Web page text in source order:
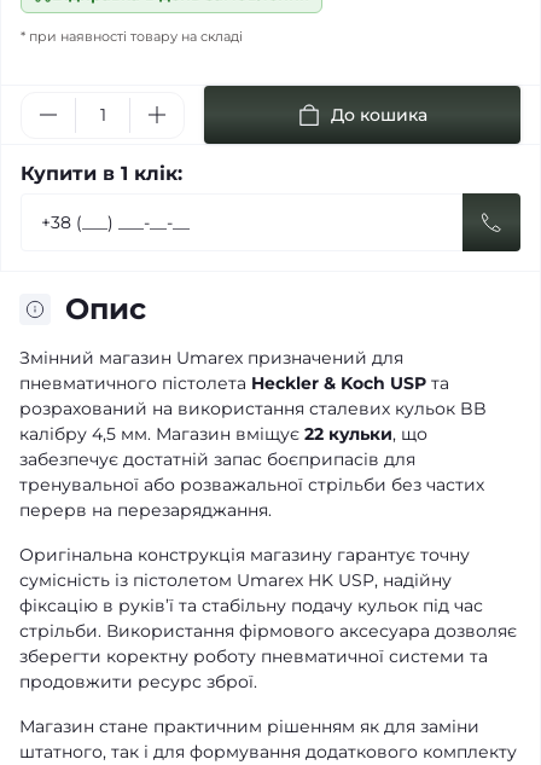
* при наявності товару на складі
До кошика
Купити в 1 клік:
Опис
Змінний магазин Umarex призначений для
пневматичного пістолета Heckler & Koch USP та
розрахований на використання сталевих кульок BB
калібру 4,5 мм. Магазин вміщує 22 кульки, що
забезпечує достатній запас боєприпасів для
тренувальної або розважальної стрільби без частих
перерв на перезаряджання.
Оригінальна конструкція магазину гарантує точну
сумісність із пістолетом Umarex HK USP, надійну
фіксацію в руків’ї та стабільну подачу кульок під час
стрільби. Використання фірмового аксесуара дозволяє
зберегти коректну роботу пневматичної системи та
продовжити ресурс зброї.
Магазин стане практичним рішенням як для заміни
штатного, так і для формування додаткового комплекту